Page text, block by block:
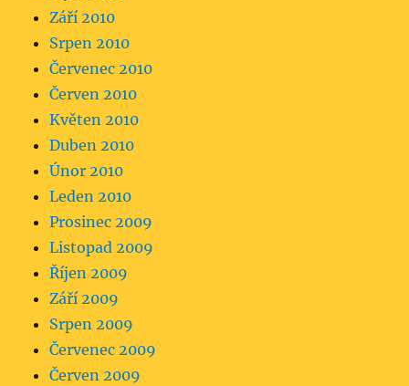
Září 2010
Srpen 2010
Červenec 2010
Červen 2010
Květen 2010
Duben 2010
Únor 2010
Leden 2010
Prosinec 2009
Listopad 2009
Říjen 2009
Září 2009
Srpen 2009
Červenec 2009
Červen 2009